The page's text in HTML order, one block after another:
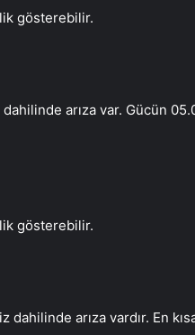
gösterebilir.
arıza var. Gücün
gösterebilir.
dahilinde arıza vardır. En